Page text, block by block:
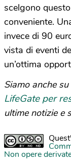
scelgono
conveniente.
invece di 90
vista di eventi
un’ottima
Siamo anche
LifeGate per
ultime notizie e
Non opere